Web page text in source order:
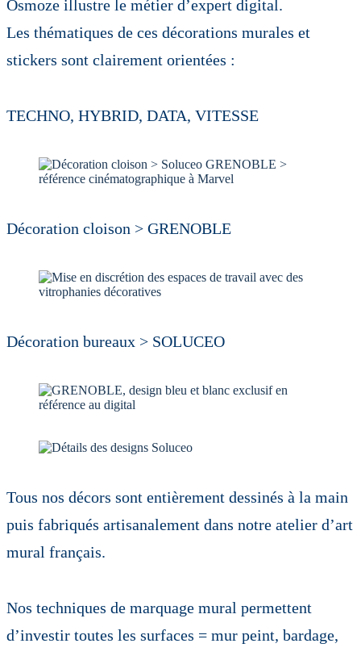
Osmoze illustre le métier d’expert digital.
Les thématiques de ces décorations murales et
stickers sont clairement orientées :
TECHNO, HYBRID, DATA, VITESSE
Décoration cloison > GRENOBLE
Décoration bureaux > SOLUCEO
Tous nos décors sont entièrement dessinés à la main
puis fabriqués artisanalement dans notre atelier d’art
mural français.
Nos techniques de marquage mural permettent
d’investir toutes les surfaces = mur peint, bardage,